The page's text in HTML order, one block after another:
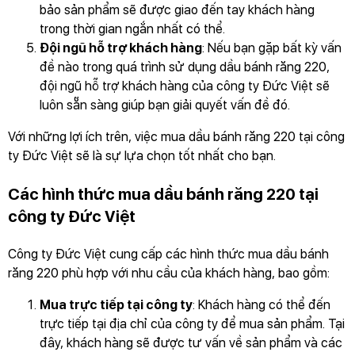
bảo sản phẩm sẽ được giao đến tay khách hàng
trong thời gian ngắn nhất có thể.
Đội ngũ hỗ trợ khách hàng: Nếu bạn gặp bất kỳ vấn
đề nào trong quá trình sử dụng dầu bánh răng 220,
đội ngũ hỗ trợ khách hàng của công ty Đức Việt sẽ
luôn sẵn sàng giúp bạn giải quyết vấn đề đó.
Với những lợi ích trên, việc mua dầu bánh răng 220 tại công
ty Đức Việt sẽ là sự lựa chọn tốt nhất cho bạn.
Các hình thức mua dầu bánh răng 220 tại
công ty Đức Việt
Công ty Đức Việt cung cấp các hình thức mua dầu bánh
răng 220 phù hợp với nhu cầu của khách hàng, bao gồm:
Mua trực tiếp tại công ty: Khách hàng có thể đến
trực tiếp tại địa chỉ của công ty để mua sản phẩm. Tại
đây, khách hàng sẽ được tư vấn về sản phẩm và các